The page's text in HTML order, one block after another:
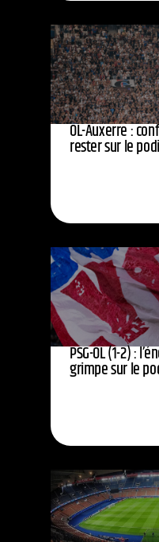
OL-Auxerre :
rester sur le
PSG-OL (1-2) :
grimpe sur le